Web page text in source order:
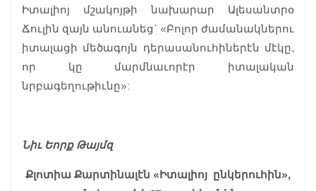
Իտալիոյ մշակոյթի նախարար Ալեսանտրօ
Ճուլին զայն անուանեց` «Բոլոր ժամանակներու
իտալացի մեծագոյն դերասանուհիներէն մէկը,
որ կը մարմնաւորէր իտալական
նրբագեղութիւնը»:
Նիւ Եորք Թայմզ
Քլոտիա Քարտինալէն «Իտալիոյ ընկերուհին»,